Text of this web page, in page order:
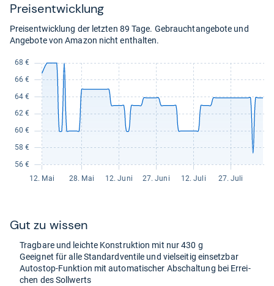
89,99
Preis­ent­wick­lung
Preisentwicklung der letzten 89 Tage. Gebrauchtangebote und
Angebote von Amazon nicht enthalten.
Gut zu wis­sen
Trag­bare und leichte Kon­struk­tion mit nur 430 g
Geeig­net für alle Stan­dard­ven­tile und viel­sei­tig ein­setz­bar
Auto­stop-​Funk­tion mit auto­ma­ti­scher Abschal­tung bei Errei­
chen des Soll­werts